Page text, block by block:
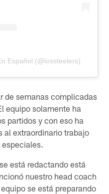
Español (@lossteelers)
de semanas complicadas
equipo solamente ha
partidos y con eso ha
al extraordinario trabajo
especiales.
está redactando está
nuestro head coach
se está preparando